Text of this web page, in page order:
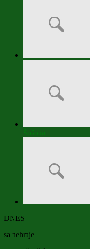
Šošoka
DNES
sa nehraje